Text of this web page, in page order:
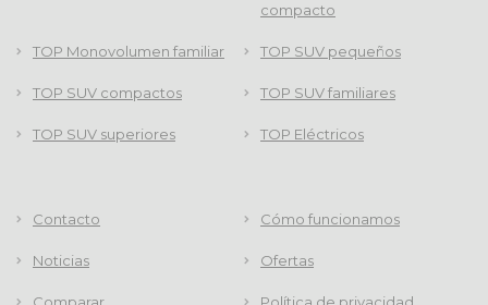
compacto
TOP Monovolumen familiar TOP SUV pequeños
TOP SUV compactos TOP SUV familiares
TOP SUV superiores TOP Eléctricos
Contacto Cómo funcionamos
Noticias Ofertas